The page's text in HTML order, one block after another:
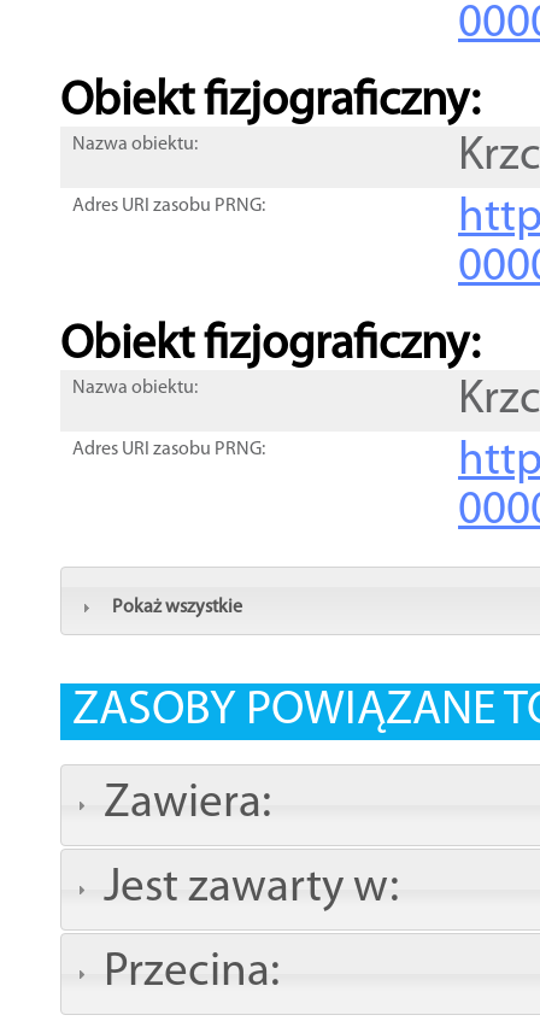
Obiekt fizjograficzny:
Nazwa obiektu:
Adres URI zasobu PRNG:
Obiekt fizjograficzny:
Nazwa obiektu:
Adres URI zasobu PRNG:
Pokaż wszystkie
ZASOBY POWIĄZANE
Zawiera:
Jest zawarty w:
Przecina: